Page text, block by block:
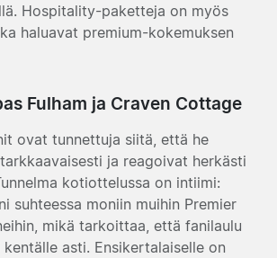
Hospitality-paketteja on myös
haluavat premium-kokemuksen
Fulham ja Craven Cottage
ovat tunnettuja siitä, että he
ja reagoivat herkästi
kotiottelussa on intiimi:
suhteessa moniin muihin Premier
mikä tarkoittaa, että fanilaulu
asti. Ensikertalaiselle on